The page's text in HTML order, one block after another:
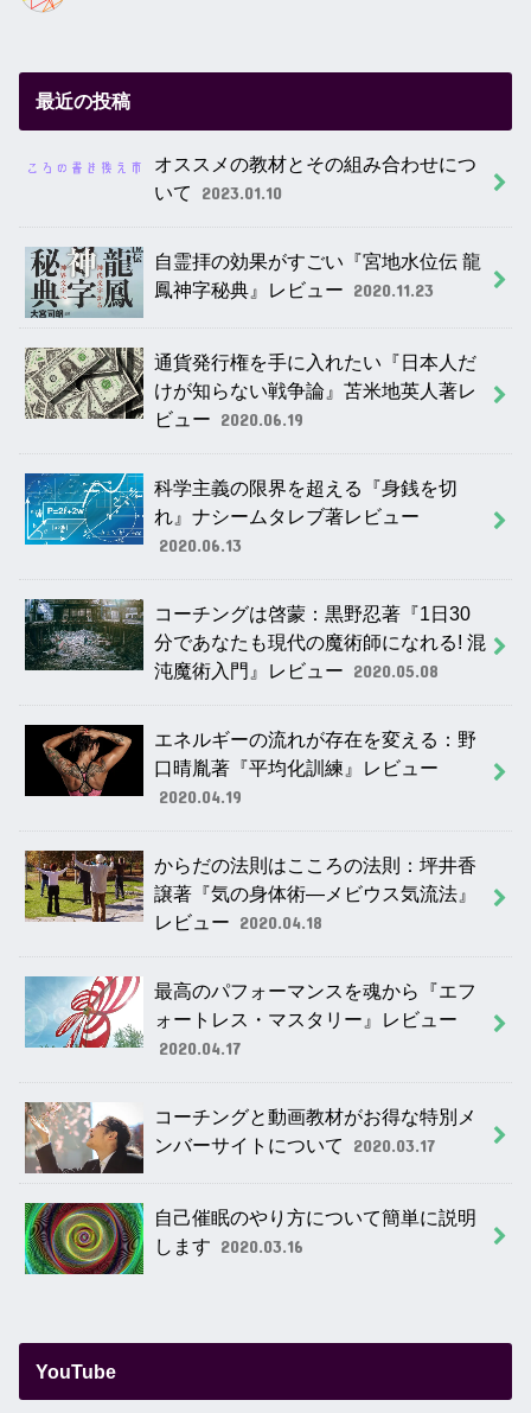
最近の投稿
オススメの教材とその組み合わせにつ
いて
2023.01.10
自霊拝の効果がすごい『宮地水位伝 龍
鳳神字秘典』レビュー 2020.11.23
通貨発行権を手に入れたい『日本人だ
けが知らない戦争論』苫米地英人著レ
ビュー 2020.06.19
科学主義の限界を超える『身銭を切
れ』ナシームタレブ著レビュー
2020.06.13
コーチングは啓蒙：黒野忍著『1日30
分であなたも現代の魔術師になれる! 混
沌魔術入門』レビュー 2020.05.08
エネルギーの流れが存在を変える：野
口晴胤著『平均化訓練』レビュー
2020.04.19
からだの法則はこころの法則：坪井香
譲著『気の身体術―メビウス気流法』
レビュー 2020.04.18
最高のパフォーマンスを魂から『エフ
ォートレス・マスタリー』レビュー
2020.04.17
コーチングと動画教材がお得な特別メ
ンバーサイトについて
2020.03.17
自己催眠のやり方について簡単に説明
します 2020.03.16
YouTube